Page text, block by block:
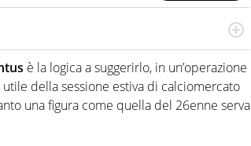
per curiosità personale e necessità:
concedendosi innocenti evasioni
tempo ala destra, oggi si sente a suo agio nel
dei migliori 5 calciatori di sempre.
è la logica a suggerirlo, in un’operazione
utile della sessione estiva di calciomercato
una figura come quella del 26enne serva